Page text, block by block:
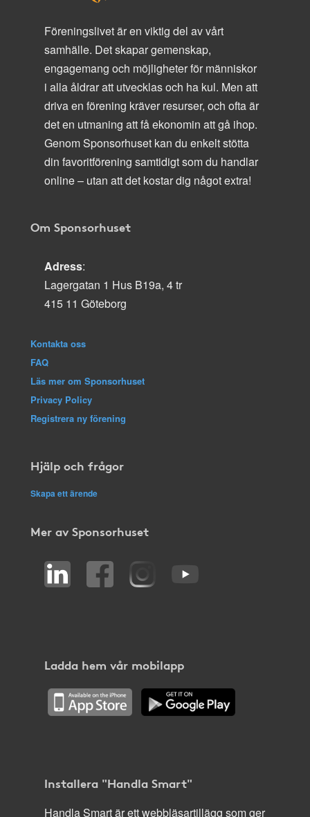
Föreningslivet är en viktig del av vårt
samhälle. Det skapar gemenskap,
engagemang och möjligheter för människor
i alla åldrar att utvecklas och ha kul. Men att
driva en förening kräver resurser, och ofta är
det en utmaning att få ekonomin att gå ihop.
Genom Sponsorhuset kan du enkelt stötta
din favoritförening samtidigt som du handlar
online – utan att det kostar dig något extra!
Om Sponsorhuset
Adress:
Lagergatan 1 Hus B19a, 4 tr
415 11 Göteborg
Kontakta oss
FAQ
Läs mer om Sponsorhuset
Privacy Policy
Registrera ny förening
Hjälp och frågor
Skapa ett ärende
Mer av Sponsorhuset
Ladda hem vår mobilapp
Installera "Handla Smart"
Handla Smart är ett webbläsartillägg som ger